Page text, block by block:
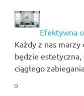
Efektywna
Każdy z nas
będzie
ciągłego